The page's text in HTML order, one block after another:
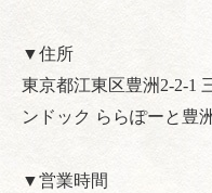
▼住所
東京都江東区豊洲2-2-1
ンドック ららぽーと豊
▼営業時間